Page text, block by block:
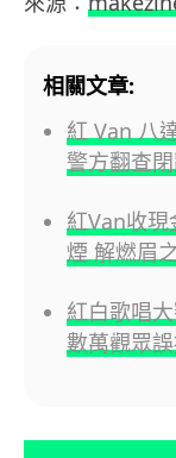
相關文章:
紅 Van 八
警方翻查
紅Van收
煙 解燃眉
紅白歌唱
數萬觀眾